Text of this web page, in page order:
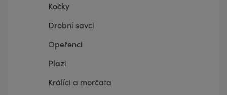
Kočky
Drobní savci
Opeřenci
Plazi
Králíci a morčata